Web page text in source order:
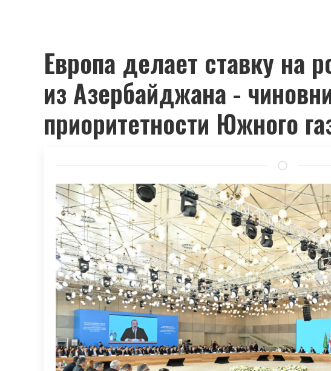
Европа делает ставку на
из Азербайджана -
приоритетности Южного